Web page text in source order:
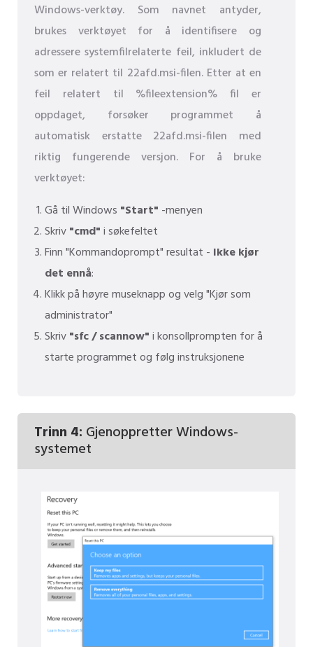
Windows-verktøy. Som navnet antyder,
brukes verktøyet for å identifisere og
adressere systemfilrelaterte feil, inkludert de
som er relatert til 22afd.msi-filen. Etter at en
feil relatert til %fileextension% fil er
oppdaget, forsøker programmet å
automatisk erstatte 22afd.msi-filen med
riktig fungerende versjon. For å bruke
verktøyet:
Gå til Windows "Start" -menyen
Skriv"cmd"i søkefeltet
Finn "Kommandoprompt" resultat - Ikke kjør
det ennå:
Klikk på høyre museknapp og velg "Kjør som
administrator"
Skriv"sfc / scannow"i konsollprompten for å
starte programmet og følg instruksjonene
Trinn 4: Gjenoppretter Windows-
systemet